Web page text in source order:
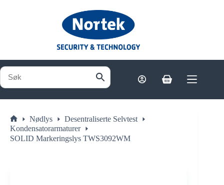
Handlekurv
Hjem
Nødlys
Desentraliserte Selvtest
Kondensatorarmaturer
SOLID Markeringslys TWS3092WM